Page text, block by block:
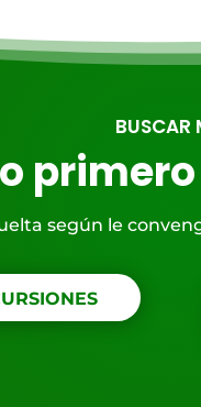
BUSCAR
según le